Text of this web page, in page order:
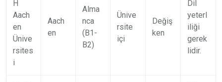
H
Aach
en
Ünive
rsites
i
Aach
en
Alma
nca
(B1-
B2)
Ünive
rsite
içi
Değiş
ken
Dil
yeterl
iliği
gerek
lidir.